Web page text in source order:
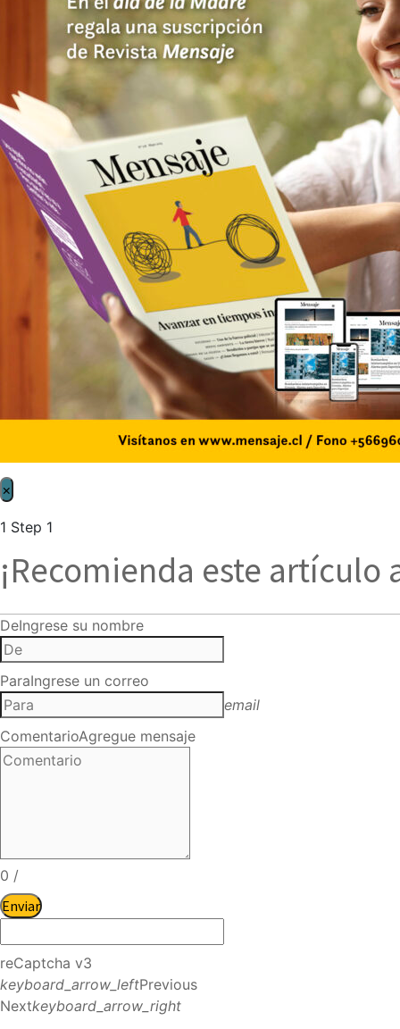
×
1 Step 1
¡Recomienda este artículo
DeIngrese su nombre
ParaIngrese un correo
email
ComentarioAgregue mensaje
0 /
Enviar
reCaptcha v3
keyboard_arrow_leftPrevious
Nextkeyboard_arrow_right